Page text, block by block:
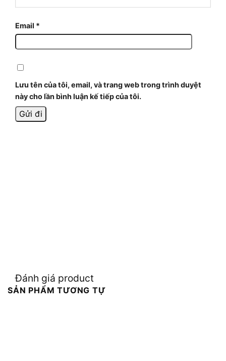
Email *
Lưu tên của tôi, email, và trang web trong trình duyệt
này cho lần bình luận kế tiếp của tôi.
Đánh giá product
SẢN PHẨM TƯƠNG TỰ